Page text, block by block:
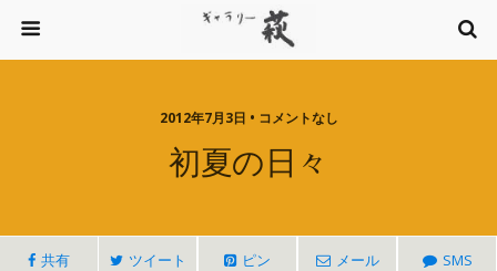
2012年7月3日 • コメントなし
初夏の日々
共有 ツイート ピン メール SMS